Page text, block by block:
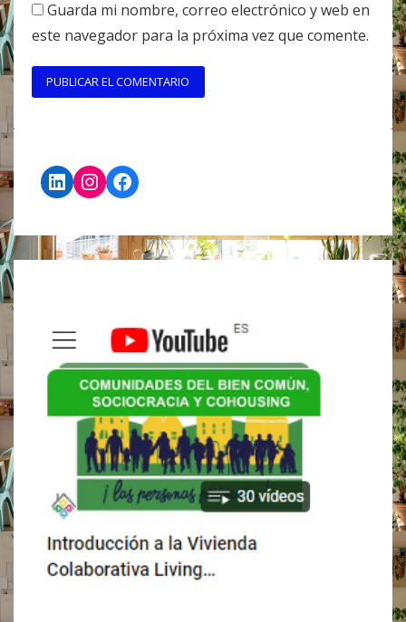
Guarda mi nombre, correo electrónico y web en
este navegador para la próxima vez que comente.
LinkedIn
Instagram
Facebook